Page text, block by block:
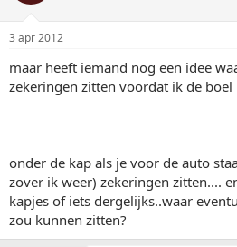
3 apr 2012
maar heeft iemand nog een idee
zekeringen zitten voordat ik de boel
onder de kap als je voor de auto
zover ik weer) zekeringen zitten....
kapjes of iets dergelijks..waar
zou kunnen zitten?